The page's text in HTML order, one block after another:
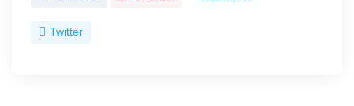
Twitter